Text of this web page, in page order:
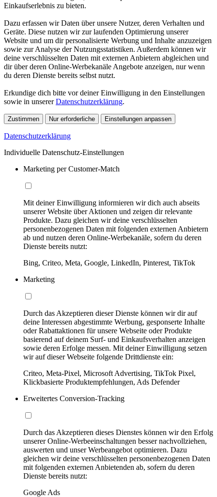
Einkaufserlebnis zu bieten.
Dazu erfassen wir Daten über unsere Nutzer, deren Verhalten und
Geräte. Diese nutzen wir zur laufenden Optimierung unserer
Website und um dir personalisierte Werbung und Inhalte anzuzeigen
sowie zur Analyse der Nutzungsstatistiken. Außerdem können wir
deine verschlüsselten Daten mit externen Anbietern abgleichen und
dir über deren Online-Werbekanäle Angebote anzeigen, nur wenn
du deren Dienste bereits selbst nutzt.
Erkundige dich bitte vor deiner Einwilligung in den Einstellungen
sowie in unsererDatenschutzerklärung.
Zustimmen Nur erforderliche Einstellungen anpassen
Datenschutzerklärung
Individuelle Datenschutz-Einstellungen
Marketing per Customer-Match
Mit deiner Einwilligung informieren wir dich auch abseits
unserer Website über Aktionen und zeigen dir relevante
Produkte. Dazu gleichen wir deine verschlüsselten
personenbezogenen Daten mit folgenden externen Anbietern
ab und nutzen deren Online-Werbekanäle, sofern du deren
Dienste bereits nutzt:
Bing, Criteo, Meta, Google, LinkedIn, Pinterest, TikTok
Marketing
Durch das Akzeptieren dieser Dienste können wir dir auf
deine Interessen abgestimmte Werbung, gesponserte Inhalte
oder Rabattaktionen für unsere Webseite oder Produkte
basierend auf deinem Surf- und Einkaufsverhalten anzeigen
sowie deren Erfolge messen. Mit deiner Einwilligung setzen
wir auf dieser Webseite folgende Drittdienste ein:
Criteo, Meta-Pixel, Microsoft Advertising, TikTok Pixel,
Klickbasierte Produktempfehlungen, Ads Defender
Erweitertes Conversion-Tracking
Durch das Akzeptieren dieses Dienstes können wir den Erfolg
unserer Online-Werbeeinschaltungen besser nachvollziehen,
auswerten und unser Werbeangebot optimieren. Dazu
gleichen wir deine verschlüsselten personenbezogenen Daten
mit folgenden externen Anbietenden ab, sofern du deren
Dienste bereits nutzt:
Google Ads